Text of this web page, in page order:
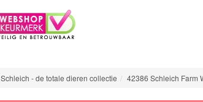
Schleich - de totale dieren collectie 42386 Schleich Farm